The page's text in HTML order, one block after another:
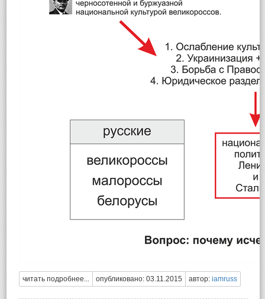
читать подробнее... опубликовано: 03.11.2015 автор: iamruss